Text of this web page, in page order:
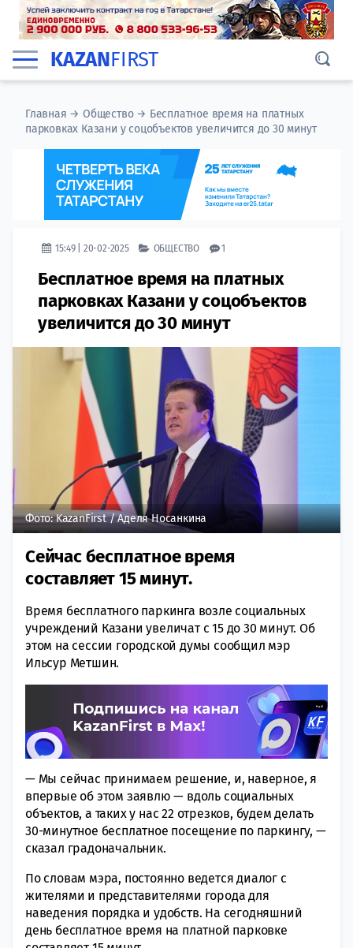
KAZANFIRST
Главная →Общество→ Бесплатное время на платных
парковках Казани у соцобъектов увеличится до 30 минут
15:49 | 20-02-2025 ОБЩЕСТВО 1
Бесплатное время на платных
парковках Казани у соцобъектов
увеличится до 30 минут
Фото: KazanFirst / Аделя Носанкина
Сейчас бесплатное время
составляет 15 минут.
Время бесплатного паркинга возле социальных
учреждений Казани увеличат с 15 до 30 минут. Об
этом на сессии городской думы сообщил мэр
Ильсур Метшин.
— Мы сейчас принимаем решение, и, наверное, я
впервые об этом заявлю — вдоль социальных
объектов, а таких у нас 22 отрезков, будем делать
30-минутное бесплатное посещение по паркингу, —
сказал градоначальник.
По словам мэра, постоянно ведется диалог с
жителями и представителями города для
наведения порядка и удобств. На сегодняшний
день бесплатное время на платной парковке